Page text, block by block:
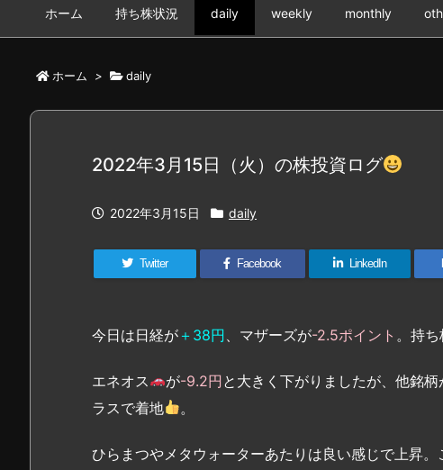
ホーム 持ち株状況 daily weekly monthly
ホーム > daily
2022年3月15日（火）の株投資ログ
2022年3月15日 daily
Twitter Facebook LinkedIn
今日は日経が ＋38円 、マザーズが-2.5ポイント 。持
エネオス が-9.2円と大きく下がりましたが、他銘
ラスで着地
。
ひらまつやメタウォーターあたりは良い感じで上昇